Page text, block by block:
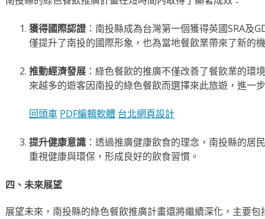
獲得國際認證：南投縣成為台灣第一個獲得英國SRA及
僅提升了南投的國際形象，也為當地餐飲業帶來了新的
推動經濟發展：綠色餐飲的推廣不僅改善了餐飲業的環
來越多的遊客因南投的綠色餐飲而選擇來此旅遊，進一
回頭車 PDF編輯軟體 台北網頁設計
提升健康意識：透過推廣健康飲食的理念，南投縣的居
重視健康與環保，形成良好的飲食習慣。
四、未來展望
展望未來，南投縣的綠色餐飲推廣計畫還將繼續深化，主要包